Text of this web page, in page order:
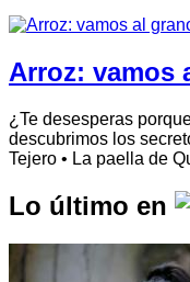
Arroz: vamos
¿Te desesperas
descubrimos los
Tejero • La paella de
Lo último en